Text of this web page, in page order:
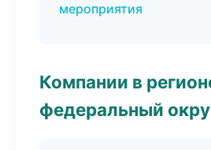
мероприятия
Компании в
федеральный